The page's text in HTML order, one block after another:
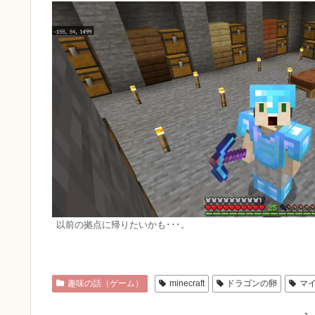
以前の拠点に帰りたいかも･･･。
趣味の話（ゲーム） minecraft ドラゴンの卵 マ